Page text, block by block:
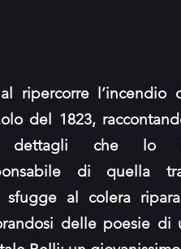
ripercorre l’incendio
del 1823,
dettagli che lo
di quella
sfugge al colera
delle poesie di